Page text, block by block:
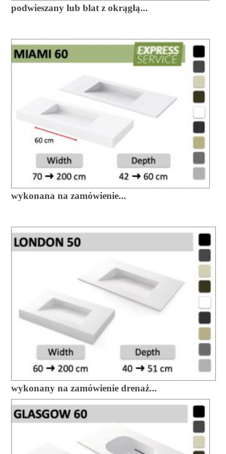
podwieszany lub blat z okrągłą...
wykonana na zamówienie...
wykonany na zamówienie drenaż...